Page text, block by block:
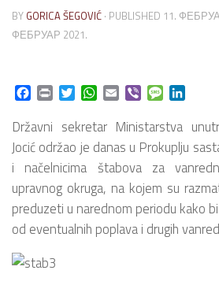
BY GORICA ŠEGOVIĆ · PUBLISHED 11.
ФЕБРУАР 2021.
Facebook
Print TwitterWhatsApp
Email Viber Message
Državni sekretar Ministarstva
Jocić održao je danas u Prokuplju
i načelnicima štabova za
upravnog okruga, na kojem su
preduzeti u narednom periodu kako
od eventualnih poplava i drugih